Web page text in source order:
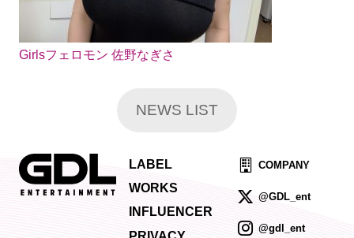
Girlsフェロモン 佐野なぎさ
NEWS LIST
LABEL
WORKS
INFLUENCER
COMPANY
@GDL_ent
@gdl_ent